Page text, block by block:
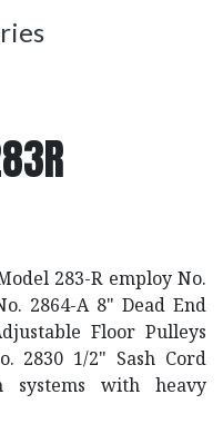
283-R employ No.
2864-A 8" Dead End
Floor Pulleys
2830 1/2" Sash Cord
systems with heavy